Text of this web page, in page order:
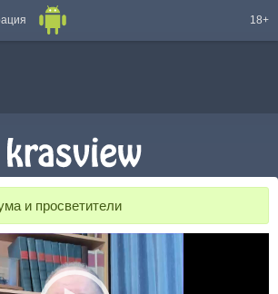
18+
и просветители